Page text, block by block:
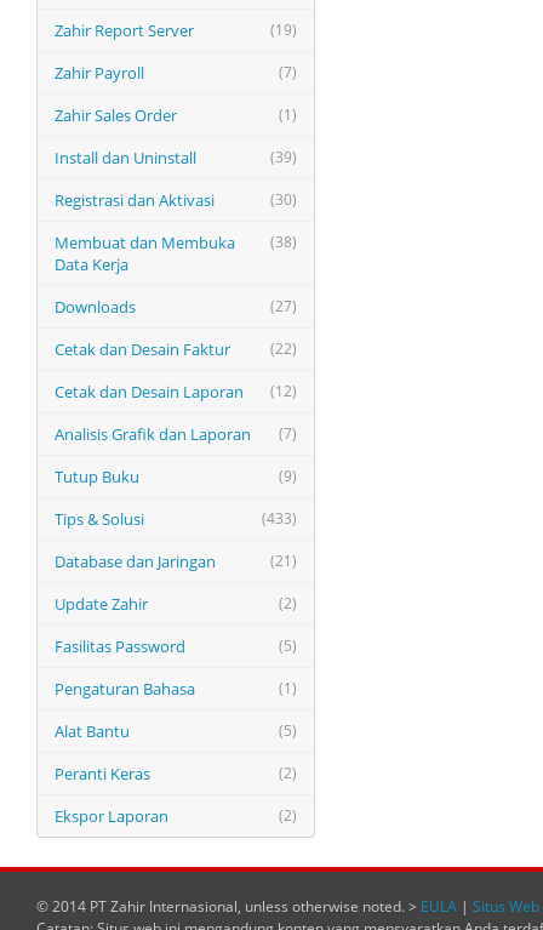
(19)
Zahir Report Server
(7)
Zahir Payroll
(1)
Zahir Sales Order
(39)
Install dan Uninstall
(30)
Registrasi dan Aktivasi
(38)
Membuat dan Membuka
Data Kerja
(27)
Downloads
(22)
Cetak dan Desain Faktur
(12)
Cetak dan Desain Laporan
(7)
Analisis Grafik dan Laporan
(9)
Tutup Buku
(433)
Tips & Solusi
(21)
Database dan Jaringan
(2)
Update Zahir
(5)
Fasilitas Password
(1)
Pengaturan Bahasa
(5)
Alat Bantu
(2)
Peranti Keras
(2)
Ekspor Laporan
© 2014 PT Zahir Internasional, unless otherwise noted. > EULA | Situs